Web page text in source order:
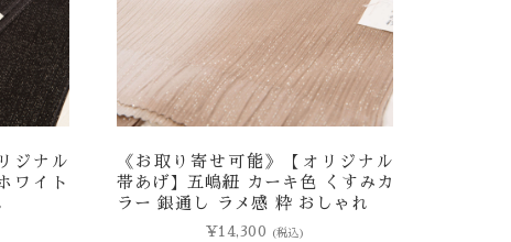
ジナル
ワイト
《お取り寄せ可能》【オリジナル
帯あげ】五嶋紐 カーキ色 くすみカ
ラー 銀通し ラメ感 粋 おしゃれ
¥ 14,300 (税込)